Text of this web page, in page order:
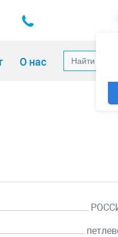
О нас